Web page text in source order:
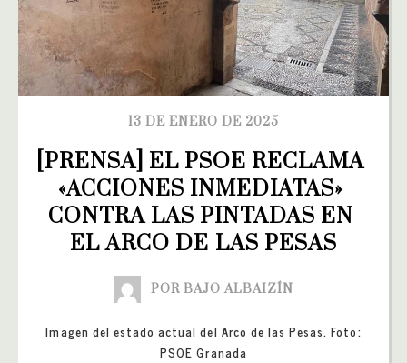
13 DE ENERO DE 2025
[PRENSA] EL PSOE RECLAMA
«ACCIONES INMEDIATAS»
CONTRA LAS PINTADAS EN
EL ARCO DE LAS PESAS
POR BAJO ALBAIZÍN
Imagen del estado actual del Arco de las Pesas. Foto:
PSOE Granada